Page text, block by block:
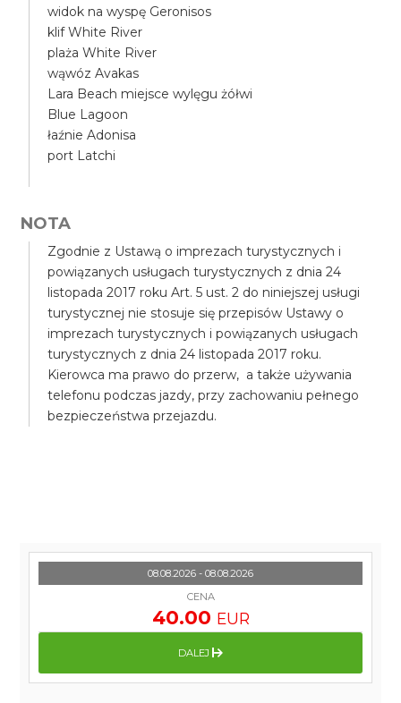
widok na wyspę Geronisos
klif White River
plaża White River
wąwóz Avakas
Lara Beach miejsce wylęgu żółwi
Blue Lagoon
łaźnie Adonisa
port Latchi
NOTA
Zgodnie z Ustawą o imprezach turystycznych i
powiązanych usługach turystycznych z dnia 24
listopada 2017 roku Art. 5 ust. 2 do niniejszej usługi
turystycznej nie stosuje się przepisów Ustawy o
imprezach turystycznych i powiązanych usługach
turystycznych z dnia 24 listopada 2017 roku.
Kierowca ma prawo do przerw, a także używania
telefonu podczas jazdy, przy zachowaniu pełnego
bezpieczeństwa przejazdu.
08.08.2026 - 08.08.2026
CENA
40.00 EUR
DALEJ